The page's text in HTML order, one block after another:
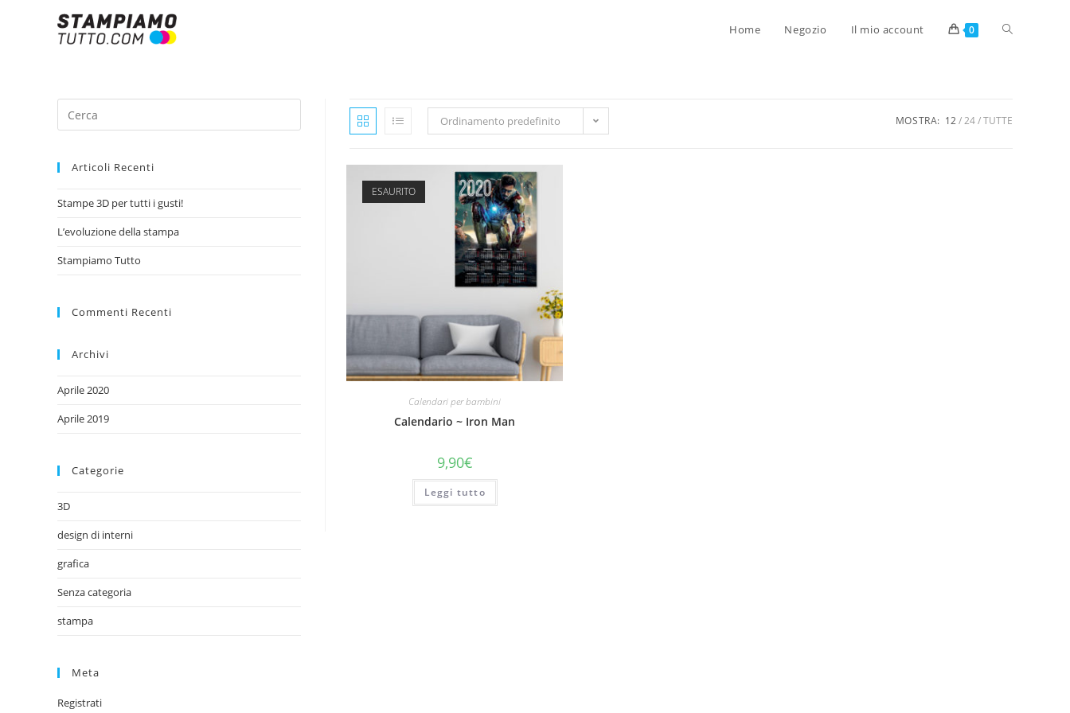
Home Negozio Il mio account 0
Ordinamento predefinito MOSTRA: 12 24 TUTTE
ESAURITO
Calendari per bambini
Calendario ~ Iron Man
9,90€
Leggi tutto
Articoli Recenti
Stampe 3D per tutti i gusti!
L’evoluzione della stampa
Stampiamo Tutto
Commenti Recenti
Archivi
Aprile 2020
Aprile 2019
Categorie
3D
design di interni
grafica
Senza categoria
stampa
Meta
Registrati